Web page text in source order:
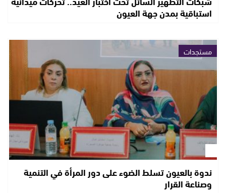
استباقية بمدن جهة العيون
مستجدات
ندوة بالعيون تسلط الضوء على دور المرأة في التنمية
وصناعة القرار